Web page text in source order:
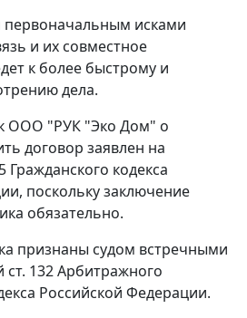
исками
и их совместное
к более быстрому и
дела.
ООО "РУК "Эко Дом" о
договор заявлен на
Гражданского кодекса
поскольку заключение
обязательно.
признаны судом встречными
ст. 132Арбитражного
Российской Федерации.